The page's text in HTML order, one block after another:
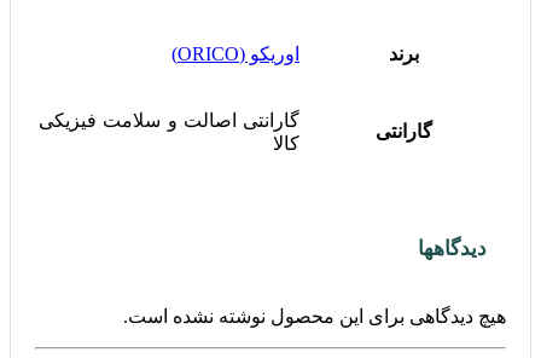
برند اوریکو (ORICO)
گارانتی
گارانتی اصالت و سلامت فیزیکی
کالا
دیدگاهها
هیچ دیدگاهی برای این محصول نوشته نشده است.